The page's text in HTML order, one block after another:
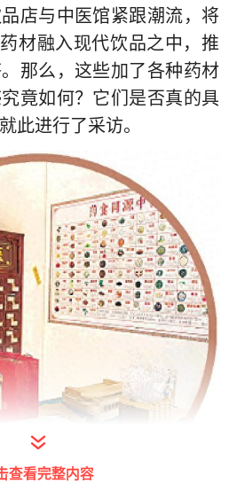
店与中医馆紧跟潮流，将
材融入现代饮品之中，推
那么，这些加了各种药材
竟如何？它们是否真的具
此进行了采访。
查看完整内容